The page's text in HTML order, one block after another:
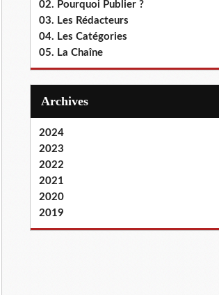
02. Pourquoi Publier ?
03. Les Rédacteurs
04. Les Catégories
05. La Chaîne
Archives
2024
2023
2022
2021
2020
2019